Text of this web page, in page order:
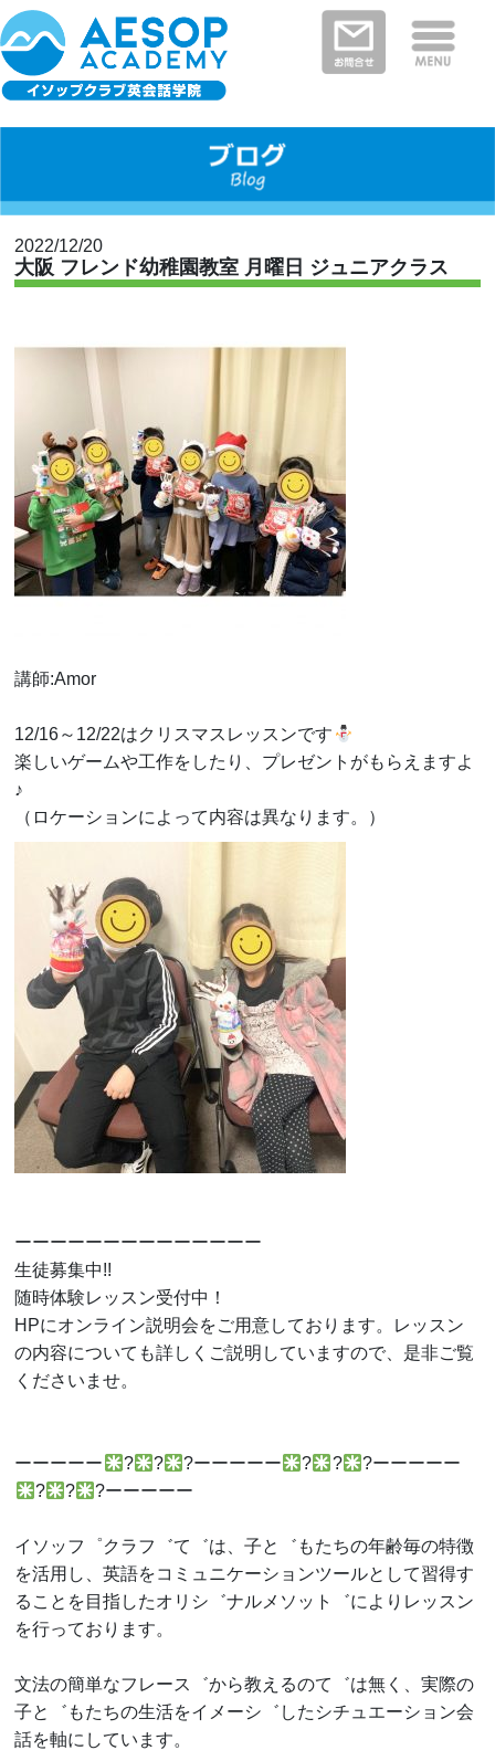
イソップクラブの特徴
クラスと料金
教室を探す
河内長野・南河内郡エリア
新着情報
2022/12/20
大阪 フレンド幼稚園教室 月曜日 ジュニアクラス
講師:Amor
12/16～12/22はクリスマスレッスンです
楽しいゲームや工作をしたり、プレゼントがもらえますよ
♪
（ロケーションによって内容は異なります。）
ーーーーーーーーーーーーーー
生徒募集中!!
随時体験レッスン受付中！
HPにオンライン説明会をご用意しております。レッスン
の内容についても詳しくご説明していますので、是非ご覧
くださいませ。
ーーーーー ? ? ?ーーーーー ? ?
?ーーーーー
?
? ?ーーーーー
イソッフ゜クラフ゛て゛は、子と゛もたちの年齢毎の特徴
を活用し、英語をコミュニケーションツールとして習得す
ることを目指したオリシ゛ナルメソット゛によりレッスン
を行っております。
文法の簡単なフレース゛から教えるのて゛は無く、実際の
子と゛もたちの生活をイメーシ゛したシチュエーション会
話を軸にしています。